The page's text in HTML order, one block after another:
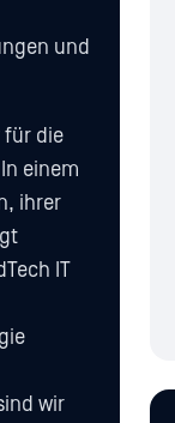
und
für die
einem
ihrer
IT
wir